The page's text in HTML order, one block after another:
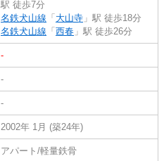
駅 徒歩7分
名鉄犬山線 「 大山寺 」駅 徒歩18分
名鉄犬山線 「 西春 」駅 徒歩26分
-
-
-
2002年 1月 (築24年)
アパート/軽量鉄骨